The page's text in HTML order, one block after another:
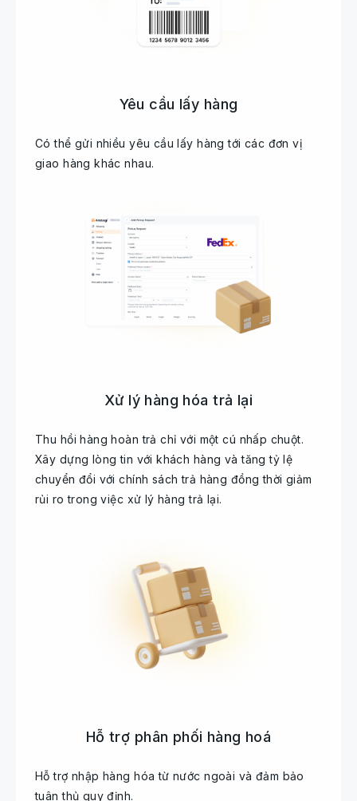
Yêu cầu lấy hàng
Có thể gửi nhiều yêu cầu lấy hàng tới các đơn vị
giao hàng khác nhau.
Xử lý hàng hóa trả lại
Thu hồi hàng hoàn trả chỉ với một cú nhấp chuột.
Xây dựng lòng tin với khách hàng và tăng tỷ lệ
chuyển đổi với chính sách trả hàng đồng thời giảm
rủi ro trong việc xử lý hàng trả lại.
Hỗ trợ phân phối hàng hoá
Hỗ trợ nhập hàng hóa từ nước ngoài và đảm bảo
tuân thủ quy định.